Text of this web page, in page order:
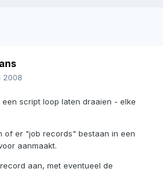
2008
script loop laten draaien - elke
of er "job records" bestaan in een
aanmaakt.
aan, met eventueel de